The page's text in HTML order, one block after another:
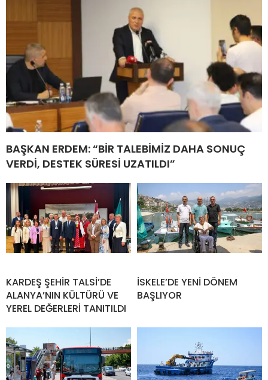
BAŞKAN ERDEM: “BİR TALEBİMİZ DAHA SONUÇ
VERDİ, DESTEK SÜRESİ UZATILDI”
KARDEŞ ŞEHİR TALSİ’DE
ALANYA’NIN KÜLTÜRÜ VE
YEREL DEĞERLERİ TANITILDI
İSKELE’DE YENİ DÖNEM
BAŞLIYOR